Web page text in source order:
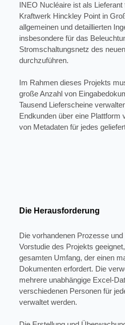
INEO Nucléaire ist als
Kraftwerk Hinckley Point in
allgemeinen und detaillierten
insbesondere für das
Stromschaltungsnetz des
durchzuführen.
Im Rahmen dieses Projekts
große Anzahl von
Tausend Lieferscheine
Endkunden über eine Plattform
von Metadaten für jedes
Die Herausforderung
Die vorhandenen Prozesse
Vorstudie des Projekts
gesamten Umfang, der einen
Dokumenten erfordert. Die
mehrere unabhängige Excel-
verschiedenen Personen für
verwaltet werden.